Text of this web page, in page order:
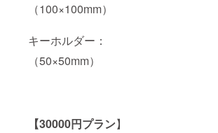
（100×100mm）
キーホルダー：
（50×50mm）
【30000円プラン】